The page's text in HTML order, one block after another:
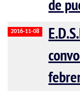
de
2016-11-08